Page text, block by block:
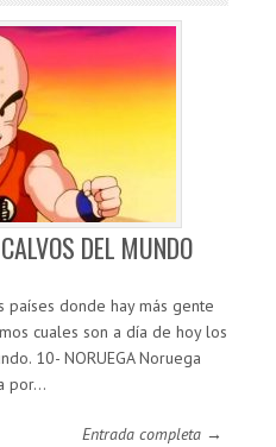
DEL MUNDO
donde hay más gente
cuales son a día de hoy los
10- NORUEGA Noruega
por…
Entrada completa →